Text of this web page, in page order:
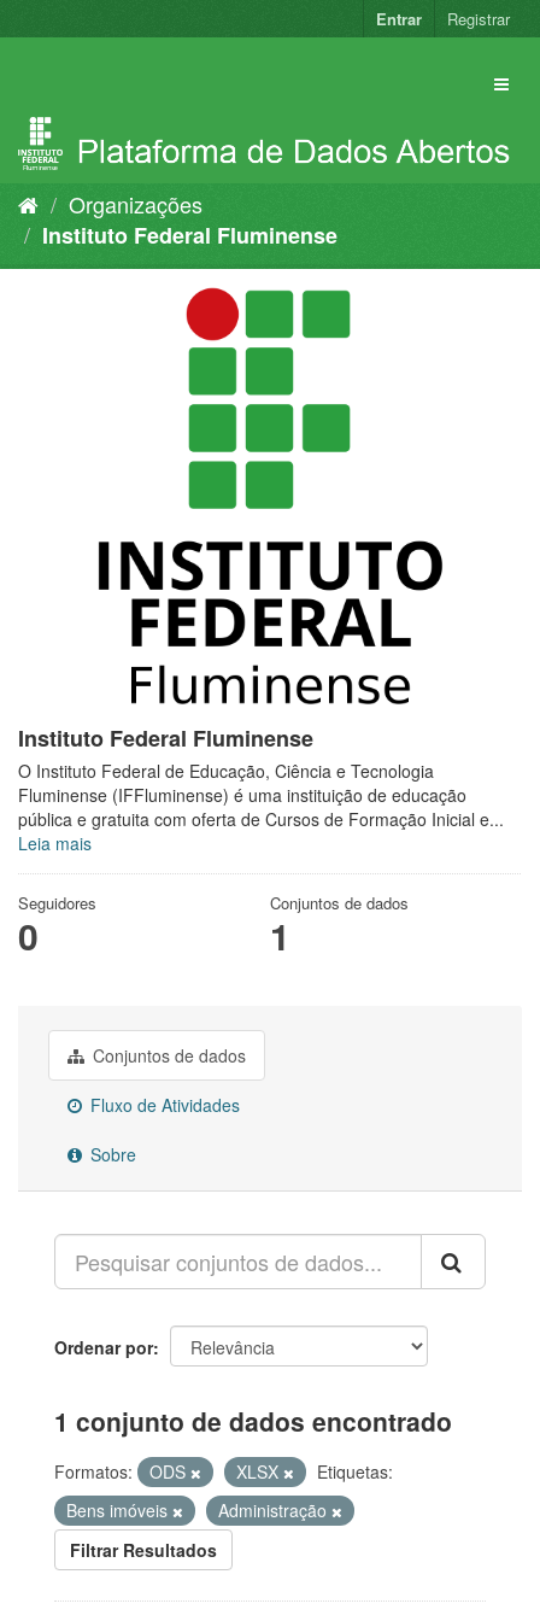
para
Entrar Registrar
Organizações
Instituto Federal Fluminense
Instituto Federal Fluminense
O Instituto Federal de Educação, Ciência e Tecnologia
Fluminense (IFFluminense) é uma instituição de educação
pública e gratuita com oferta de Cursos de Formação Inicial e...
Leia mais
Seguidores
0
Conjuntos de dados
1
Conjuntos de dados
Fluxo de Atividades
Sobre
Ordenar por
1 conjunto de dados encontrado
Formatos: ODS XLSX
Etiquetas:
Bens imóveis
Administração
Filtrar Resultados